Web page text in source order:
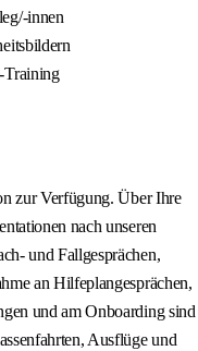
innen
Training
zur Verfügung. Über Ihre
nach unseren
und Fallgesprächen,
an Hilfeplangesprächen,
und am Onboarding sind
Ausflüge und